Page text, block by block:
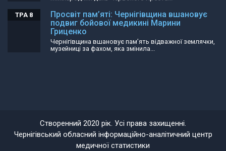
Просвіт пам’яті: Чернігівщина вшановує
подвиг бойової медикині Марини
Гриценко
ТРА 8
Чернігівщина вшановує пам’ять відважної землячки,
музейниці за фахом, яка змінила...
Створенний 2020 рік. Усі права захищенні.
Чернігівський обласний інформаційно-аналітичний центр
медичної статистики